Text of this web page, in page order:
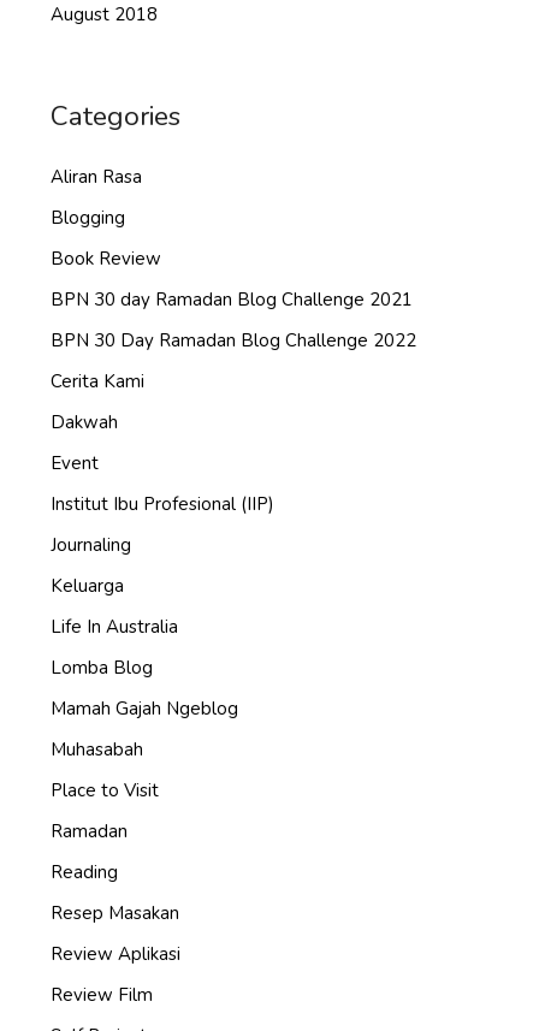
August 2018
Categories
Aliran Rasa
Blogging
Book Review
BPN 30 day Ramadan Blog Challenge 2021
BPN 30 Day Ramadan Blog Challenge 2022
Cerita Kami
Dakwah
Event
Institut Ibu Profesional (IIP)
Journaling
Keluarga
Life In Australia
Lomba Blog
Mamah Gajah Ngeblog
Muhasabah
Place to Visit
Ramadan
Reading
Resep Masakan
Review Aplikasi
Review Film